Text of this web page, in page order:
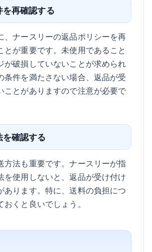
再確認する
、ナースリーの返品ポリシーを再
とが重要です。未使用であること
が破損していないことが求められ
条件を満たさない場合、返品が受
ことがありますので注意が必要で
確認する
方法も重要です。ナースリーが指
を使用しないと、返品が受け付け
あります。特に、送料の負担につ
くと良いでしょう。